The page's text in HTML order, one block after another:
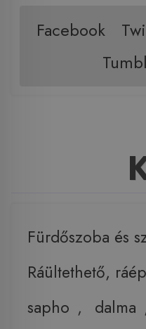
Facebook
Fürdőszoba és
Ráültethető,
sapho , dalma